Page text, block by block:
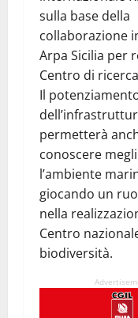
sulla base della
collaborazione
Arpa Sicilia per
Centro di
Il
permetterà
conoscere
l’ambiente
giocando un
nella
Centro
biodiversità.